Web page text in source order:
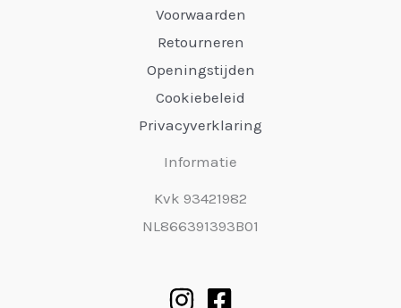
Voorwaarden
Retourneren
Openingstijden
Cookiebeleid
Privacyverklaring
Informatie
Kvk 93421982
NL866391393B01